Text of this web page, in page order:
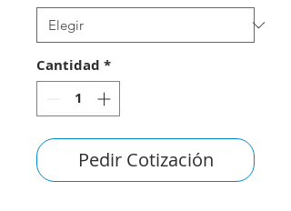
Cantidad *
Pedir Cotización